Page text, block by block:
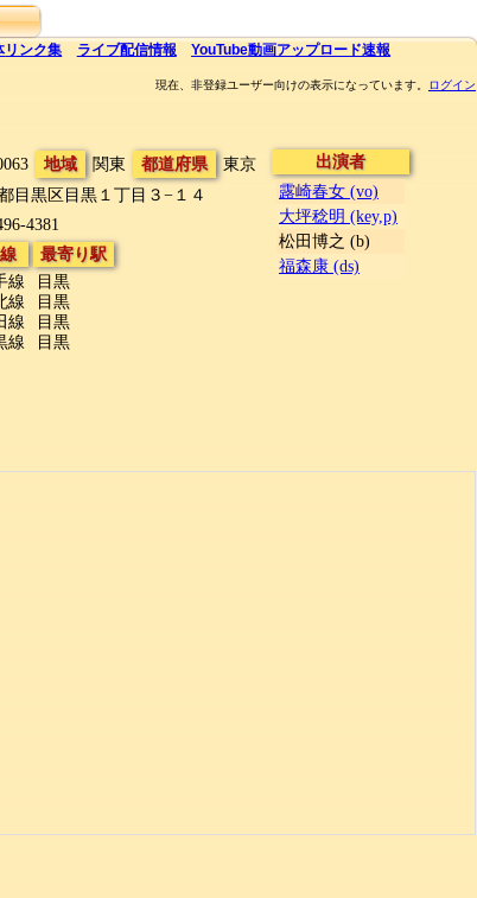
リンク集 ライブ配信情報 YouTube動画アップロード速報
現在、非登録ユーザー向けの表示になっています。 ログイン
地域 関東 都道府県
東京
目黒区目黒１丁目３−１４
4381
線
線
線
線
最寄り駅
目黒
目黒
目黒
目黒
出演者
露崎春女 (vo)
大坪稔明 (key,p)
松田博之 (b)
福森康 (ds)